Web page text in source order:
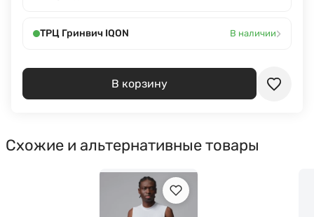
ТРЦ Гринвич IQON В наличии›
В корзину
Схожие и альтернативные товары